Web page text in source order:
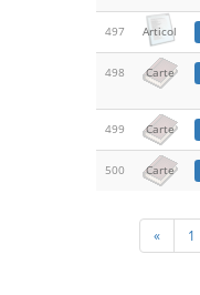
497 Articol
498 Carte
499 Carte
500 Carte
« 1